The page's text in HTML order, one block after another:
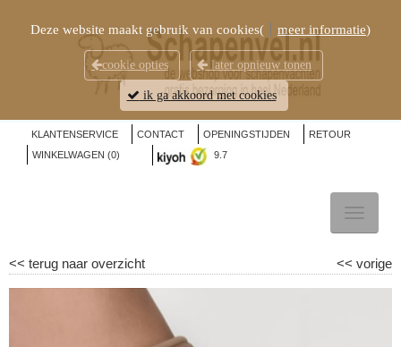
KLANTENSERVICE CONTACT OPENINGSTIJDEN
RETOUR
WINKELWAGEN (0) 9.7
<< terug naar overzicht << vorige
Deze website maakt gebruik van cookies( meer informatie)
cookie opties later opnieuw tonen
ik ga akkoord met cookies